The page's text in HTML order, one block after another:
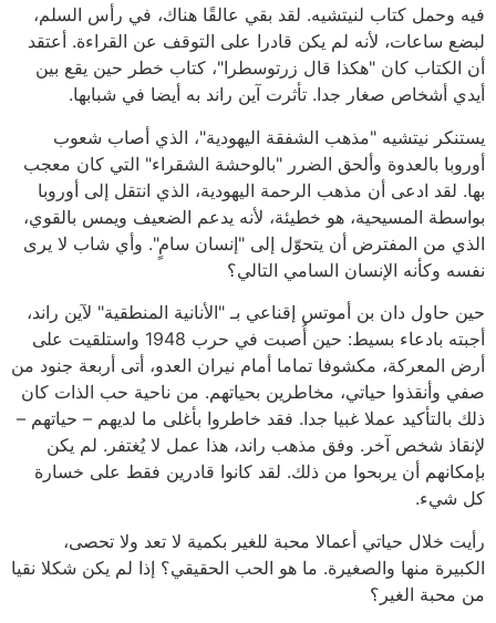
فيه وحمل كتاب لنيتشيه. لقد بقي عالقًا هناك، في رأس السلم،
لبضع ساعات، لأنه لم يكن قادرا على التوقف عن القراءة. أعتقد
أن الكتاب كان "هكذا قال زرتوسطرا"، كتاب خطر حين يقع بين
أيدي أشخاص صغار جدا. تأثرت آين راند به أيضا في شبابها.
يستنكر نيتشيه "مذهب الشفقة اليهودية"، الذي أصاب شعوب
أوروبا بالعدوة وألحق الضرر "بالوحشة الشقراء" التي كان معجب
بها. لقد ادعى أن مذهب الرحمة اليهودية، الذي انتقل إلى أوروبا
بواسطة المسيحية، هو خطيئة، لأنه يدعم الضعيف ويمس بالقوي،
الذي من المفترض أن يتحوّل إلى "إنسان سامٍ". وأي شاب لا يرى
نفسه وكأنه الإنسان السامي التالي؟
حين حاول دان بن أموتس إقناعي بـ "الأنانية المنطقية" لآين راند،
أجبته بادعاء بسيط: حين أُصبت في حرب 1948 واستلقيت على
أرض المعركة، مكشوفا تماما أمام نيران العدو، أتى أربعة جنود من
صفي وأنقذوا حياتي، مخاطرين بحياتهم. من ناحية حب الذات كان
ذلك بالتأكيد عملا غبيا جدا. فقد خاطروا بأغلى ما لديهم – حياتهم –
لإنقاذ شخص آخر. وفق مذهب راند، هذا عمل لا يُغتفر. لم يكن
بإمكانهم أن يربحوا من ذلك. لقد كانوا قادرين فقط على خسارة
كل شيء.
رأيت خلال حياتي أعمالا محبة للغير بكمية لا تعد ولا تحصى،
الكبيرة منها والصغيرة. ما هو الحب الحقيقي؟ إذا لم يكن شكلا نقيا
من محبة الغير؟